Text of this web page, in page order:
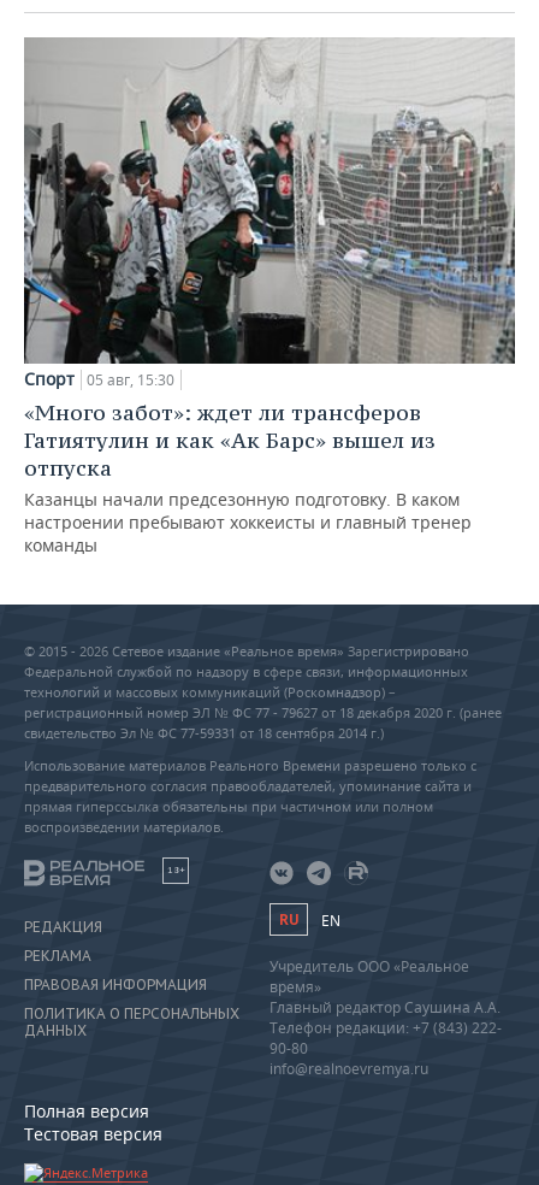
Спорт 05 авг, 15:30
«Много забот»: ждет ли трансферов
Гатиятулин и как «Ак Барс» вышел из
отпуска
Казанцы начали предсезонную подготовку. В каком
настроении пребывают хоккеисты и главный тренер
команды
© 2015 - 2026 Сетевое издание «Реальное время» Зарегистрировано
Федеральной службой по надзору в сфере связи, информационных
технологий и массовых коммуникаций (Роскомнадзор) –
регистрационный номер ЭЛ № ФС 77 - 79627 от 18 декабря 2020 г. (ранее
свидетельство Эл № ФС 77-59331 от 18 сентября 2014 г.)
Использование материалов Реального Времени разрешено только с
предварительного согласия правообладателей, упоминание сайта и
прямая гиперссылка обязательны при частичном или полном
воспроизведении материалов.
18+
РЕДАКЦИЯ
РЕКЛАМА
ПРАВОВАЯ ИНФОРМАЦИЯ
ПОЛИТИКА О ПЕРСОНАЛЬНЫХ
ДАННЫХ
Полная версия
Тестовая версия
RU EN
Учредитель ООО «Реальное
время»
Главный редактор Саушина А.А.
Телефон редакции: +7 (843) 222-
90-80
info@realnoevremya.ru